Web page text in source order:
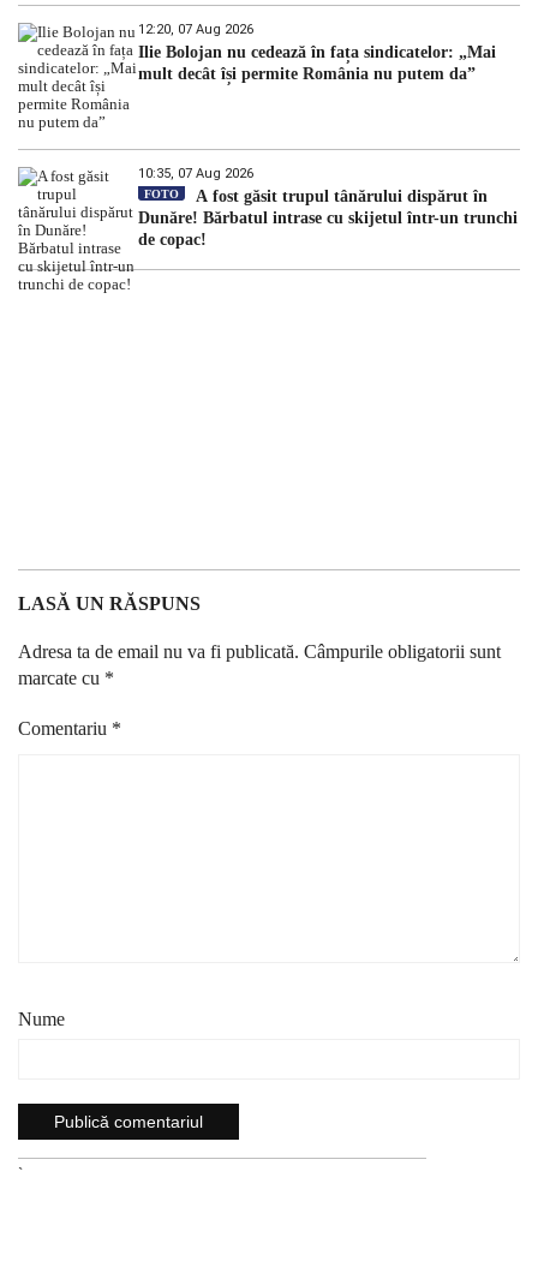
12:20, 07 Aug 2026
Ilie Bolojan nu cedează în fața sindicatelor: „Mai
mult decât își permite România nu putem da”
10:35, 07 Aug 2026
FOTO
A fost găsit trupul tânărului dispărut în
Dunăre! Bărbatul intrase cu skijetul într-un trunchi
de copac!
LASĂ UN RĂSPUNS
Adresa ta de email nu va fi publicată. Câmpurile obligatorii sunt
marcate cu *
Comentariu *
Nume
`